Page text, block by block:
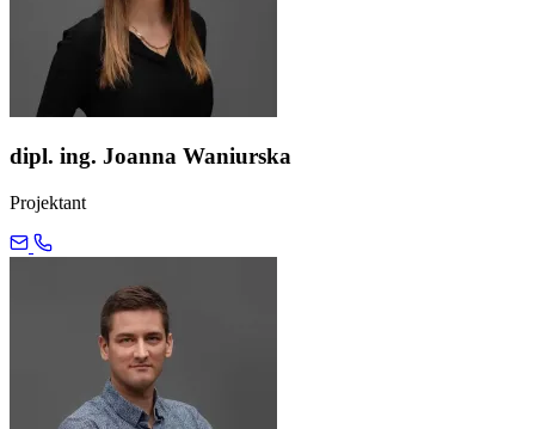
dipl. ing. Joanna Waniurska
Projektant